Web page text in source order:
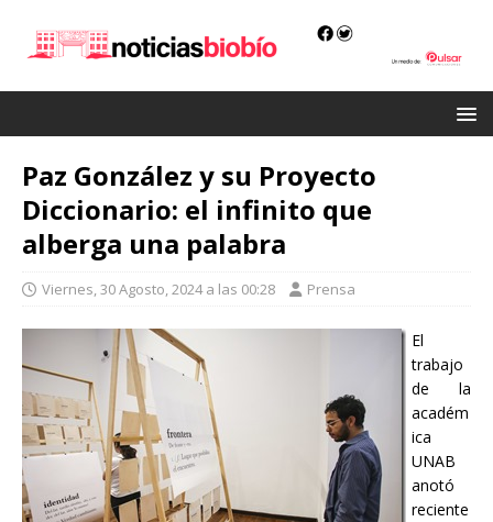
Paz González y su Proyecto
Diccionario: el infinito que
alberga una palabra
Viernes, 30 Agosto, 2024 a las 00:28 Prensa
El
trabajo
de la
académ
ica
UNAB
anotó
reciente